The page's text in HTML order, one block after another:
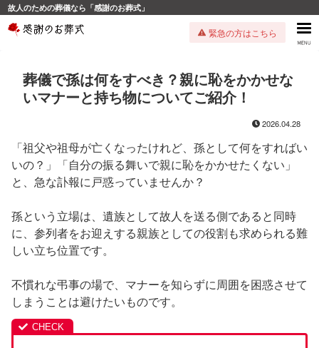
故人のための葬儀なら「感謝のお葬式」
緊急の方はこちら
葬儀で孫は何をすべき？親に恥をかかせな
いマナーと持ち物についてご紹介！
2026.04.28
「祖父や祖母が亡くなったけれど、孫として何をすればい
いの？」「自分の振る舞いで親に恥をかかせたくない」
と、急な訃報に戸惑っていませんか？
孫という立場は、遺族として故人を送る側であると同時
に、参列者をお迎えする親族としての役割も求められる難
しい立ち位置です。
不慣れな弔事の場で、マナーを知らずに周囲を困惑させて
しまうことは避けたいものです。